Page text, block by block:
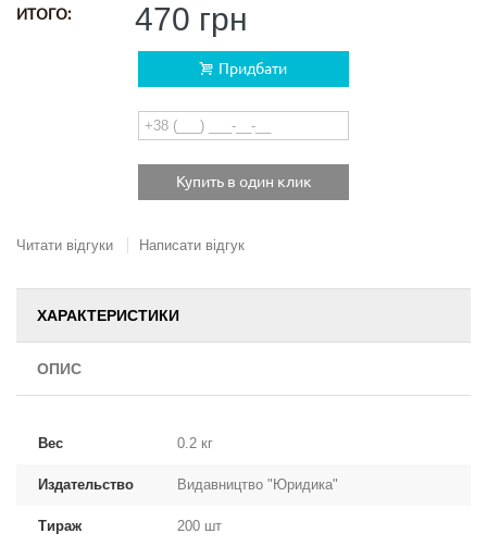
ИТОГО: 470 грн
Придбати
Купить в один клик
Читати відгуки Написати відгук
ХАРАКТЕРИСТИКИ
ОПИС
Вес 0.2 кг
Издательство Видавництво "Юридика"
Тираж 200 шт